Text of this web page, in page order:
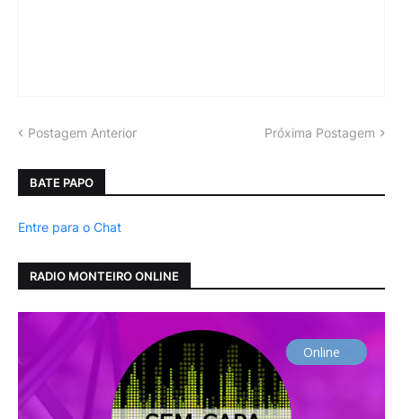
Postagem Anterior Próxima Postagem
BATE PAPO
Entre para o Chat
RADIO MONTEIRO ONLINE